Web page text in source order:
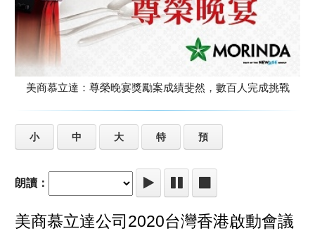
美商慕立達：尊榮晚宴獎勵案成績斐然，數百人完成挑戰
小 中 大 特 預
朗讀：
美商慕立達公司2020台灣香港啟動會議